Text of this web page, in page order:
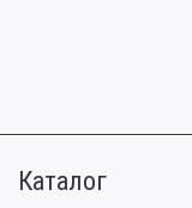
Каталог